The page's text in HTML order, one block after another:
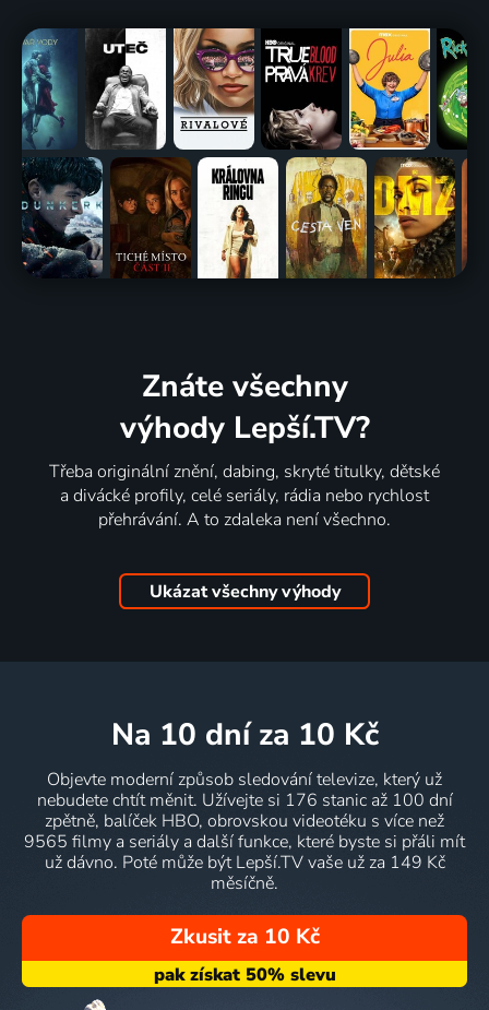
Znáte všechny
výhody Lepší.TV?
Třeba originální znění, dabing, skryté titulky, dětské
a divácké profily, celé seriály, rádia nebo rychlost
přehrávání. A to zdaleka není všechno.
Ukázat všechny výhody
na 10 dní za 10 Kč
Objevte moderní způsob sledování televize, který už
nebudete chtít měnit. Užívejte si 176 stanic až 100 dní
zpětně, balíček HBO, obrovskou videotéku s více než
9565 filmy a seriály a další funkce, které byste si přáli mít
už dávno. Poté může být Lepší.TV vaše už za 149 Kč
měsíčně.
Zkusit za 10 Kč